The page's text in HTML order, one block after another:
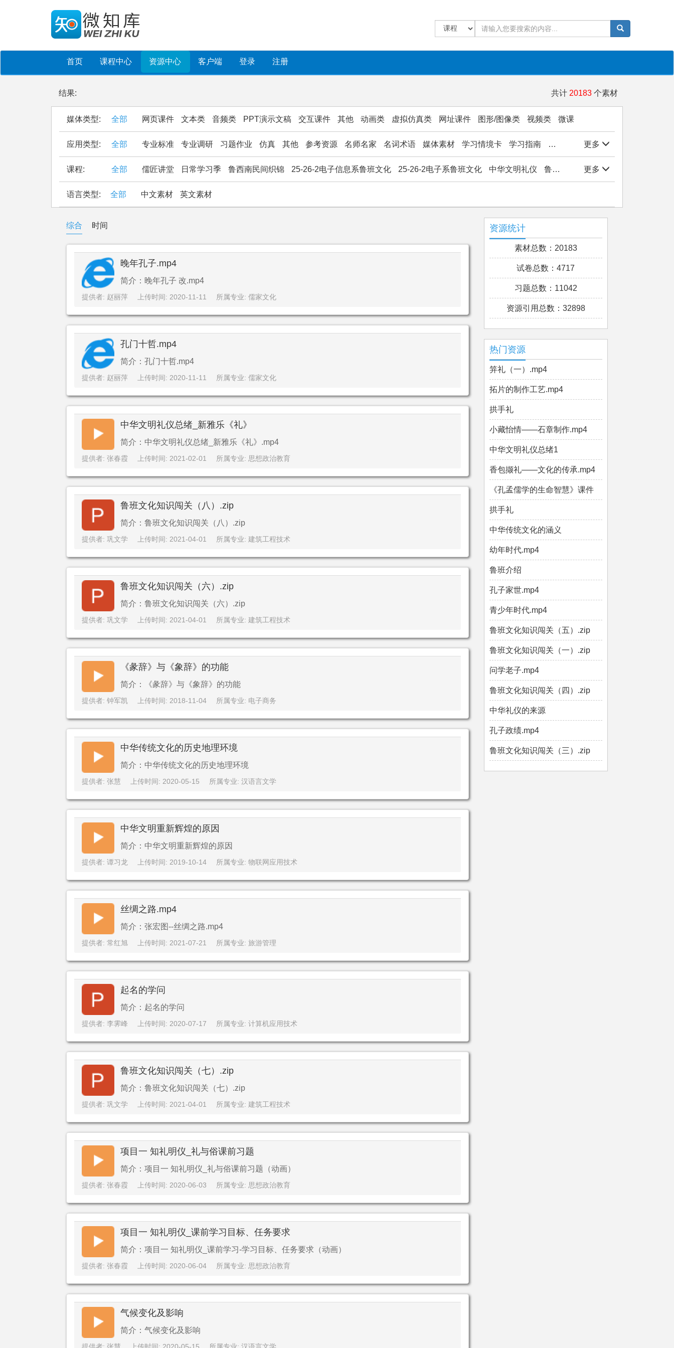
首页 课程中心 资源中心 客户端 登录 注册
结果: 共计 20183 个素材
媒体类型: 全部 网页课件 文本类 音频类 PPT演示文稿 交互课件 其他 动画类 虚拟仿真类 网址课件 图形/图像类 视频类 微课
应用类型: 全部 专业标准 专业调研 习题作业 仿真 其他 参考资源 名师名家 名词术语 媒体素材 学习情境卡 学习指南 学生作品 实验/实训/实习
更多
课程: 全部 儒匠讲堂 日常学习季 鲁西南民间织锦 25-26-2电子信息系鲁班文化 25-26-2电子系鲁班文化 中华文明礼仪 鲁班文化与工匠精神 更多
语言类型: 全部 中文素材 英文素材
综合 时间
晚年孔子.mp4
简介：晚年孔子 改.mp4
提供者: 赵丽萍 上传时间: 2020-11-11 所属专业: 儒家文化
孔门十哲.mp4
简介：孔门十哲.mp4
提供者: 赵丽萍 上传时间: 2020-11-11 所属专业: 儒家文化
中华文明礼仪总绪_新雅乐《礼》
简介：中华文明礼仪总绪_新雅乐《礼》.mp4
提供者: 张春霞 上传时间: 2021-02-01 所属专业: 思想政治教育
鲁班文化知识闯关（八）.zip
简介：鲁班文化知识闯关（八）.zip
提供者: 巩文学 上传时间: 2021-04-01 所属专业: 建筑工程技术
鲁班文化知识闯关（六）.zip
简介：鲁班文化知识闯关（六）.zip
提供者: 巩文学 上传时间: 2021-04-01 所属专业: 建筑工程技术
《彖辞》与《象辞》的功能
简介：《彖辞》与《象辞》的功能
提供者: 钟军凯 上传时间: 2018-11-04 所属专业: 电子商务
中华传统文化的历史地理环境
简介：中华传统文化的历史地理环境
提供者: 张慧 上传时间: 2020-05-15 所属专业: 汉语言文学
中华文明重新辉煌的原因
简介：中华文明重新辉煌的原因
提供者: 谭习龙 上传时间: 2019-10-14 所属专业: 物联网应用技术
丝绸之路.mp4
简介：张宏图--丝绸之路.mp4
提供者: 常红旭 上传时间: 2021-07-21 所属专业: 旅游管理
起名的学问
简介：起名的学问
提供者: 李霁峰 上传时间: 2020-07-17 所属专业: 计算机应用技术
鲁班文化知识闯关（七）.zip
简介：鲁班文化知识闯关（七）.zip
提供者: 巩文学 上传时间: 2021-04-01 所属专业: 建筑工程技术
项目一 知礼明仪_礼与俗课前习题
简介：项目一 知礼明仪_礼与俗课前习题（动画）
提供者: 张春霞 上传时间: 2020-06-03 所属专业: 思想政治教育
项目一 知礼明仪_课前学习目标、任务要求
简介：项目一 知礼明仪_课前学习-学习目标、任务要求（动画）
提供者: 张春霞 上传时间: 2020-06-04 所属专业: 思想政治教育
气候变化及影响
简介：气候变化及影响
资源统计
素材总数：20183
试卷总数：4717
习题总数：11042
资源引用总数：32898
热门资源
笄礼（一）.mp4
拓片的制作工艺.mp4
拱手礼
小藏怡情——石章制作.mp4
中华文明礼仪总绪1
香包撷礼——文化的传承.mp4
《孔孟儒学的生命智慧》课件
拱手礼
中华传统文化的涵义
幼年时代.mp4
鲁班介绍
孔子家世.mp4
青少年时代.mp4
鲁班文化知识闯关（五）.zip
鲁班文化知识闯关（一）.zip
问学老子.mp4
鲁班文化知识闯关（四）.zip
中华礼仪的来源
孔子政绩.mp4
鲁班文化知识闯关（三）.zip